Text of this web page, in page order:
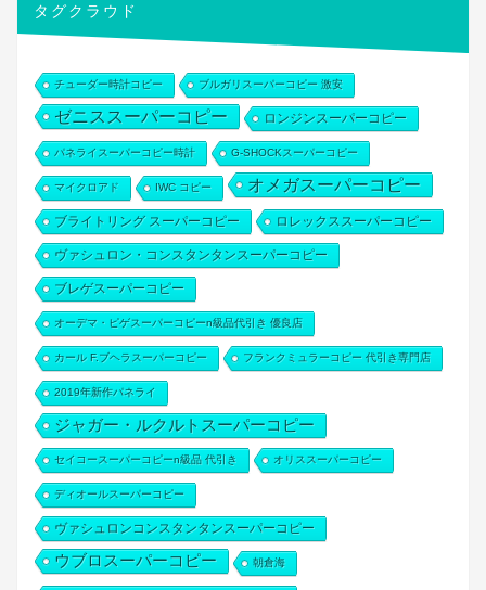
タグクラウド
チューダー時計コピー ブルガリスーパーコピー 激安
ゼニススーパーコピー ロンジンスーパーコピー
パネライスーパーコピー時計 G-SHOCKスーパーコピー
マイクロアド IWC コピー オメガスーパーコピー
ブライトリング スーパーコピー ロレックススーパーコピー
ヴァシュロン・コンスタンタンスーパーコピー
ブレゲスーパーコピー
オーデマ・ピゲスーパーコピーn級品代引き 優良店
カール F.ブヘラスーパーコピー フランクミュラーコピー 代引き専門店
2019年新作パネライ
ジャガー・ルクルトスーパーコピー
セイコースーパーコピーn級品 代引き オリススーパーコピー
ディオールスーパーコピー
ヴァシュロンコンスタンタンスーパーコピー
ウブロスーパーコピー 朝倉海